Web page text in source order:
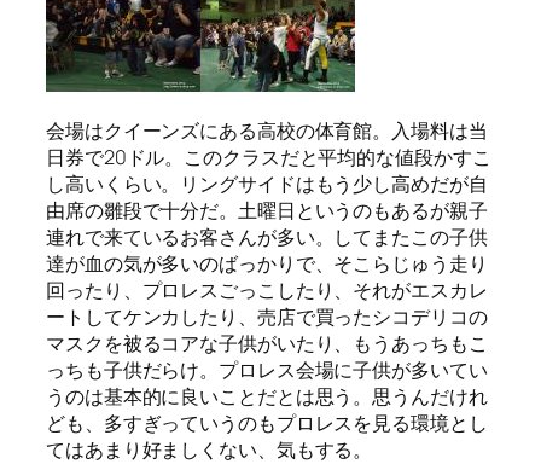
会場はクイーンズにある高校の体育館。入場料は当
日券で20ドル。このクラスだと平均的な値段かすこ
し高いくらい。リングサイドはもう少し高めだが自
由席の雛段で十分だ。土曜日というのもあるが親子
連れで来ているお客さんが多い。してまたこの子供
達が血の気が多いのばっかりで、そこらじゅう走り
回ったり、プロレスごっこしたり、それがエスカレ
ートしてケンカしたり、売店で買ったシコデリコの
マスクを被るコアな子供がいたり、もうあっちもこ
っちも子供だらけ。プロレス会場に子供が多いてい
うのは基本的に良いことだとは思う。思うんだけれ
ども、多すぎっていうのもプロレスを見る環境とし
てはあまり好ましくない、気もする。